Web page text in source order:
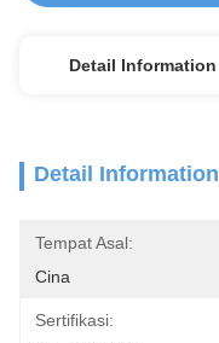
Detail Information
Detail Information
Tempat Asal:
Cina
Sertifikasi: